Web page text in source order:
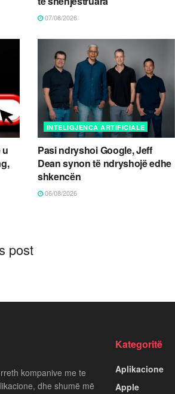
07/08/2026
u
INTELIGJENCA ARTIFICIALE
Pasi ndryshoi Google, Jeff
Dean synon të ndryshojë edhe
shkencën
06/08/2026
post
kompanive me te
dhe shumë më
Kategoritë
Aplikacione
Apple